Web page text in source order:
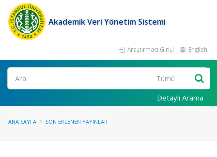
Akademik Veri Yönetim Sistemi
Araştırmacı Girişi English
Ara
Detaylı Arama
ANA SAYFA SON EKLENEN YAYINLAR